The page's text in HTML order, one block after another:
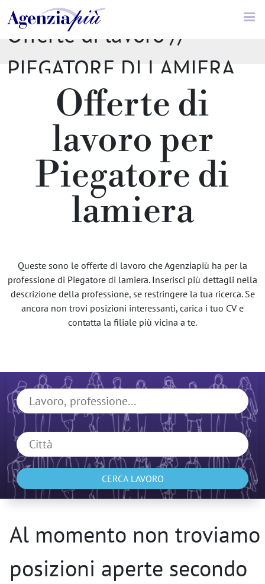
Offerte di lavoro //
PIEGATORE DI LAMIERA
Offerte di
lavoro per
Piegatore di
lamiera
Queste sono le offerte di lavoro che Agenziapiù ha per la
professione di Piegatore di lamiera. Inserisci più dettagli nella
descrizione della professione, se restringere la tua ricerca. Se
ancora non trovi posizioni interessanti, carica i tuo CV e
contatta la filiale più vicina a te.
CERCA LAVORO
Al momento non troviamo
posizioni aperte secondo